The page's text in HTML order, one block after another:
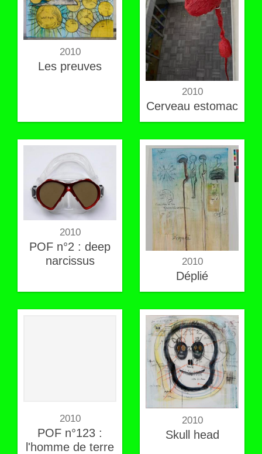
2010
Les preuves
2010
Cerveau estomac
2010
POF n°2 : deep
narcissus
2010
Déplié
2010
POF n°123 :
l'homme de terre
2010
Skull head